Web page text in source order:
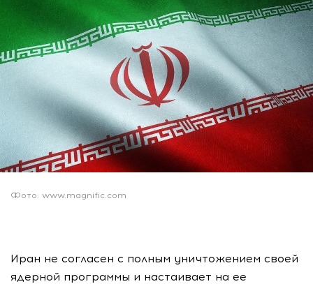
Фото: www.magnific.com
Иран не согласен с полным уничтожением своей
ядерной программы и настаивает на ее